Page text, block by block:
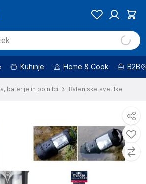
Kuhinje Home & Cook B2B
baterije in polnilci Baterijske svetilke